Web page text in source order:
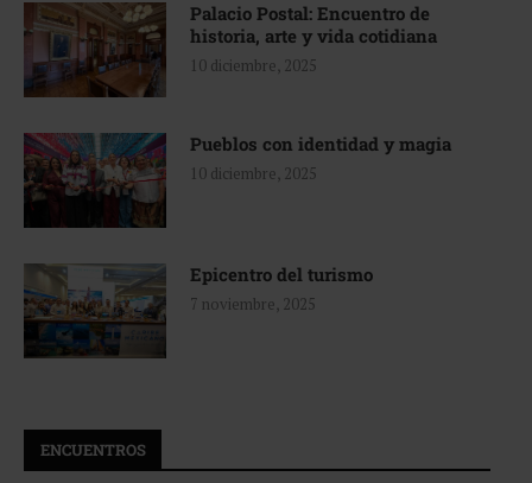
Palacio Postal: Encuentro de
historia, arte y vida cotidiana
10 diciembre, 2025
Pueblos con identidad y magia
10 diciembre, 2025
Epicentro del turismo
7 noviembre, 2025
ENCUENTROS